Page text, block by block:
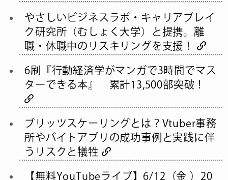
やさしいビジネスラボ・キャリアブレイ
ク研究所（むしょく大学）と提携。離
職・休職中のリスキリングを支援！
6刷『行動経済学がマンガで3時間でマス
ターできる本』 累計13,500部突破！
ブリッツスケーリングとは？Vtuber事務
所やバイトアプリの成功事例と実践に伴
うリスクと犠牲
【無料YouTubeライブ】6/12（金 ）20